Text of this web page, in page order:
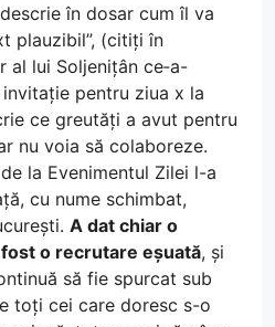
în dosar cum îl va
plauzibil”, (citiți în
al lui Soljenițân ce‑a-
pentru ziua x la
ce greutăți a avut pentru
nu voia să colaboreze.
la Evenimentul Zilei l-a
cu nume schimbat,
A dat chiar o
o recrutare eșuată, și
să fie spurcat sub
toți cei care doresc s-o